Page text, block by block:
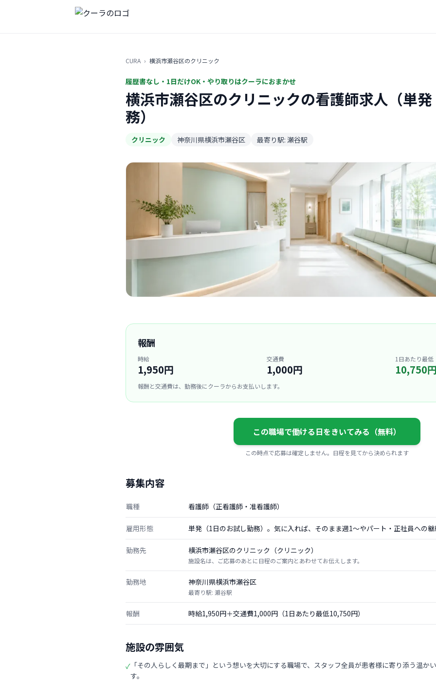
CURA › 横浜市瀬谷区のクリニック
履歴書なし・1日だけOK・やり取りはクーラにおまかせ
横浜市瀬谷区のクリニックの看護師求人（単
務）
クリニック 神奈川県横浜市瀬谷区 最寄り駅: 瀬谷駅
報酬
時給
1,950円
交通費
1,000円
1日あたり最低
10,750円
報酬と交通費は、勤務後にクーラからお支払いします。
この職場で働ける日をきいてみる（無料）
この時点で応募は確定しません。日程を見てから決められます
募集内容
職種 看護師（正看護師・准看護師）
雇用形態 単発（1日のお試し勤務）。気に入れば、そのまま週1〜やパート・正社員への継
勤務先 横浜市瀬谷区のクリニック（クリニック）
施設名は、ご応募のあとに日程のご案内とあわせてお伝えします。
勤務地 神奈川県横浜市瀬谷区
最寄り駅: 瀬谷駅
報酬 時給1,950円＋交通費1,000円（1日あたり最低10,750円）
施設の雰囲気
✓ 「その人らしく最期まで」という想いを大切にする職場で、スタッフ全員が患者様に寄り添う温か
す。